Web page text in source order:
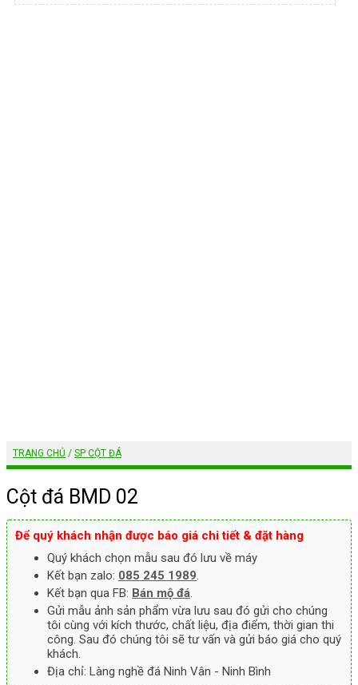
TRANG CHỦ / SP CỘT ĐÁ
Cột đá BMD 02
Để quý khách nhận được báo giá chi tiết & đặt hàng
Quý khách chọn mẫu sau đó lưu về máy
Kết bạn zalo: 085 245 1989.
Kết bạn qua FB: Bán mộ đá.
Gửi mẫu ảnh sản phẩm vừa lưu sau đó gửi cho chúng
tôi cùng với kích thước, chất liệu, địa điểm, thời gian thi
công. Sau đó chúng tôi sẽ tư vấn và gửi báo giá cho quý
khách.
Địa chỉ: Làng nghề đá Ninh Vân - Ninh Bình